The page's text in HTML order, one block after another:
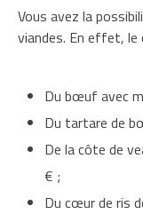
Vous avez la
viandes. En effet,
Du bœuf avec
Du tartare de
De la côte de
€ ;
Du cœur de ris